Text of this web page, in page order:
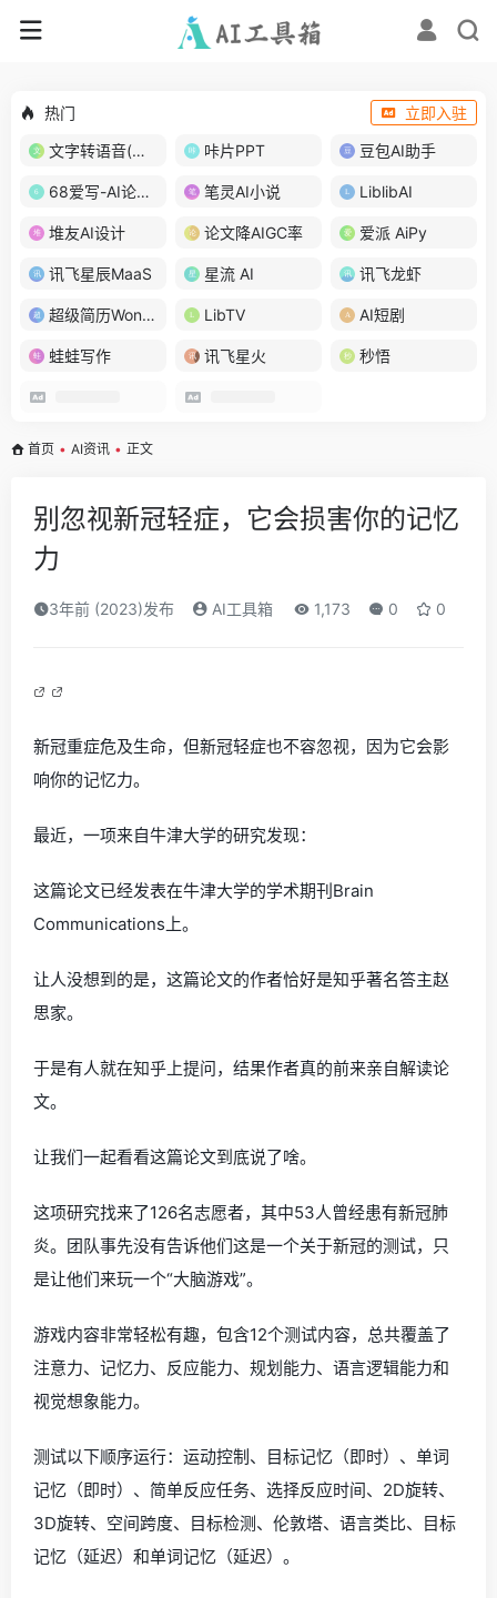
热门
立即入驻
文字转语音(琅琅配音)
咔片PPT 豆包AI助手
68爱写-AI论文写作 笔灵AI小说 LiblibAI
堆友AI设计 论文降AIGC率 爱派 AiPy
讯飞星辰MaaS 星流 AI 讯飞龙虾
超级简历WonderCV LibTV AI短剧
蛙蛙写作 讯飞星火 秒悟
首页 • AI资讯 • 正文
别忽视新冠轻症，它会损害你的记忆
力
3年前 (2023)发布 AI工具箱 1,173 0 0
新冠重症危及生命，但新冠轻症也不容忽视，因为它会影
响你的记忆力。
最近，一项来自牛津大学的研究发现：
这篇论文已经发表在牛津大学的学术期刊Brain
Communications上。
让人没想到的是，这篇论文的作者恰好是知乎著名答主赵
思家。
于是有人就在知乎上提问，结果作者真的前来亲自解读论
文。
让我们一起看看这篇论文到底说了啥。
这项研究找来了126名志愿者，其中53人曾经患有新冠肺
炎。团队事先没有告诉他们这是一个关于新冠的测试，只
是让他们来玩一个“大脑游戏”。
游戏内容非常轻松有趣，包含12个测试内容，总共覆盖了
注意力、记忆力、反应能力、规划能力、语言逻辑能力和
视觉想象能力。
测试以下顺序运行：运动控制、目标记忆（即时）、单词
记忆（即时）、简单反应任务、选择反应时间、2D旋转、
3D旋转、空间跨度、目标检测、伦敦塔、语言类比、目标
记忆（延迟）和单词记忆（延迟）。